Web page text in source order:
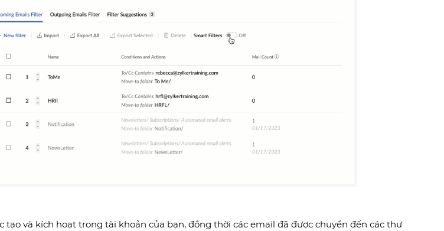
tạo và kích hoạt trong tài khoản của bạn, đồng thời các email đã được chuyển đến các thư